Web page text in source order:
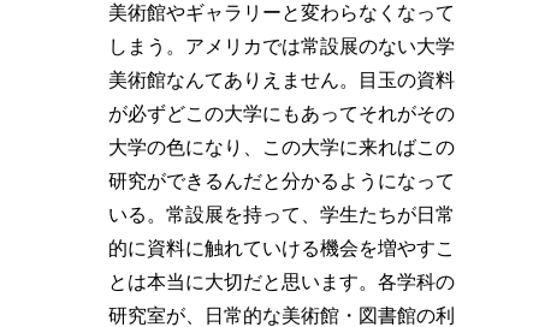
美術館やギャラリーと変わらなくなって
しまう。アメリカでは常設展のない大学
美術館なんてありえません。目玉の資料
が必ずどこの大学にもあってそれがその
大学の色になり、この大学に来ればこの
研究ができるんだと分かるようになって
いる。常設展を持って、学生たちが日常
的に資料に触れていける機会を増やすこ
とは本当に大切だと思います。各学科の
研究室が、日常的な美術館・図書館の利